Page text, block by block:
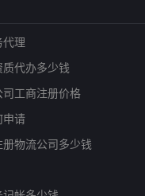
理
代办多少钱
工商注册价格
申请
物流公司多少钱